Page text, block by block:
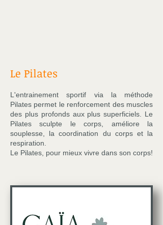
Le Pilates
L'entrainement sportif via la méthode
Pilates permet le renforcement des muscles
des plus profonds aux plus superficiels. Le
Pilates sculpte le corps, améliore la
souplesse, la coordination du corps et la
respiration.
Le Pilates, pour mieux vivre dans son corps!